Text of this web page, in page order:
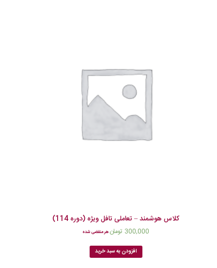
کلاس هوشمند – تعاملی تافل ویژه (دوره 114)
300,000 تومان هر منقضی شده
افزودن به سبد خرید